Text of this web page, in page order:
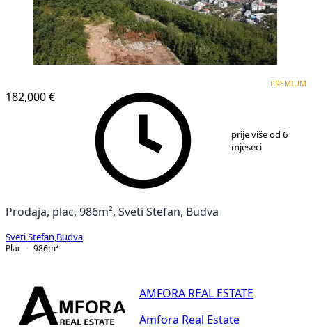
182,000 €
PREMIUM
prije više od 6
mjeseci
Prodaja, plac, 986m², Sveti Stefan, Budva
Sveti Stefan Budva
Plac
986m²
AMFORA REAL ESTATE
Amfora Real Estate